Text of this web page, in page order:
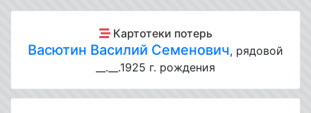
Картотеки потерь
Васютин Василий Семенович, рядовой
__.__.1925 г. рождения